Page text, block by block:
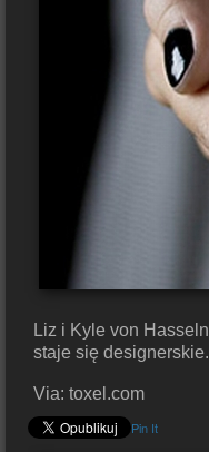
Liz i Kyle von
staje się designerskie.
Via: toxel.com
Pin It